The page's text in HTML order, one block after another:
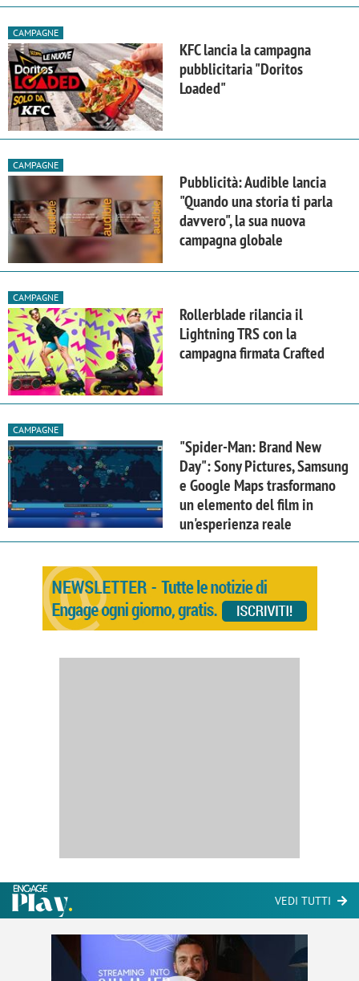
CAMPAGNE
KFC lancia la campagna
pubblicitaria "Doritos
Loaded"
CAMPAGNE
Pubblicità: Audible lancia
"Quando una storia ti parla
davvero", la sua nuova
campagna globale
CAMPAGNE
Rollerblade rilancia il
Lightning TRS con la
campagna firmata Crafted
CAMPAGNE
"Spider-Man: Brand New
Day": Sony Pictures, Samsung
e Google Maps trasformano
un elemento del film in
un'esperienza reale
VEDI TUTTI